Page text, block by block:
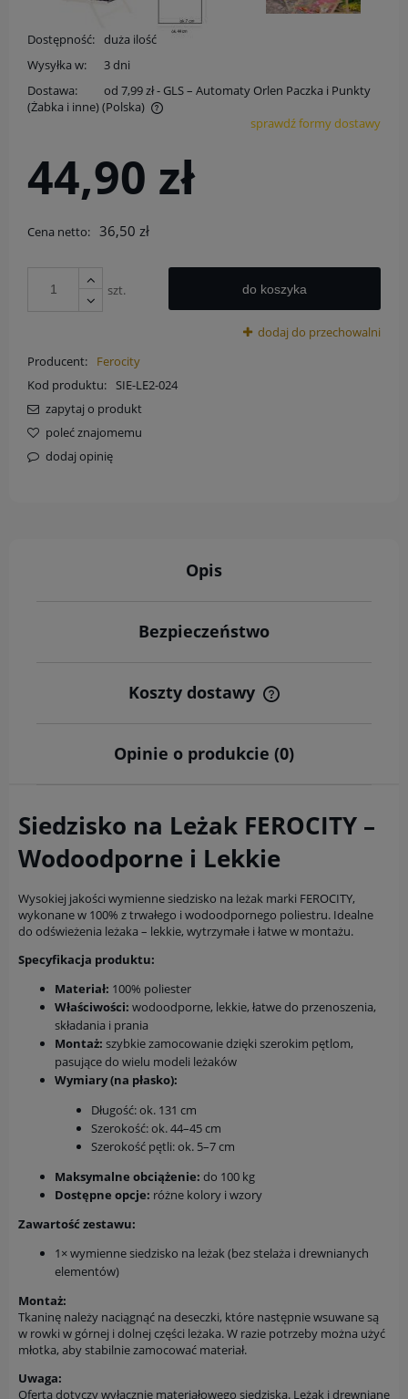
Dostępność: duża ilość
Wysyłka w:
3 dni
Dostawa:
od 7,99 zł- GLS – Automaty Orlen Paczka i Punkty
(Żabka i inne)(Polska)
Cena nie zawiera ewentualnych kosztów płatnościsprawdź formy dostawy
44,90 zł
Cena netto: 36,50 zł
szt. do koszyka
dodaj do przechowalni
Producent:
Ferocity
Kod produktu:
SIE-LE2-024
zapytaj o produkt
poleć znajomemu
dodaj opinię
Opis
Bezpieczeństwo
Koszty dostawy
Cena nie zawiera ewentualnych kosztów płatności
Opinie o produkcie (0)
Siedzisko na Leżak FEROCITY –
Wodoodporne i Lekkie
Wysokiej jakości wymienne siedzisko na leżak marki FEROCITY,
wykonane w 100% z trwałego i wodoodpornego poliestru. Idealne
do odświeżenia leżaka – lekkie, wytrzymałe i łatwe w montażu.
Specyfikacja produktu:
Materiał: 100% poliester
Właściwości: wodoodporne, lekkie, łatwe do przenoszenia,
składania i prania
Montaż: szybkie zamocowanie dzięki szerokim pętlom,
pasujące do wielu modeli leżaków
Wymiary (na płasko):
Długość: ok. 131 cm
Szerokość: ok. 44–45 cm
Szerokość pętli: ok. 5–7 cm
Maksymalne obciążenie: do 100 kg
Dostępne opcje: różne kolory i wzory
Zawartość zestawu:
1× wymienne siedzisko na leżak (bez stelaża i drewnianych
elementów)
Montaż:
Tkaninę należy naciągnąć na deseczki, które następnie wsuwane są
w rowki w górnej i dolnej części leżaka. W razie potrzeby można użyć
młotka, aby stabilnie zamocować materiał.
Uwaga:
Oferta dotyczy wyłącznie materiałowego siedziska. Leżak i drewniane